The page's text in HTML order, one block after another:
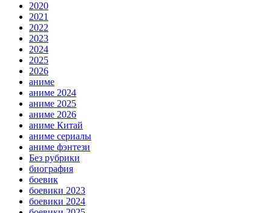
2020
2021
2022
2023
2024
2025
2026
аниме
аниме 2024
аниме 2025
аниме 2026
аниме Китай
аниме сериалы
аниме фэнтези
Без рубрики
биография
боевик
боевики 2023
боевики 2024